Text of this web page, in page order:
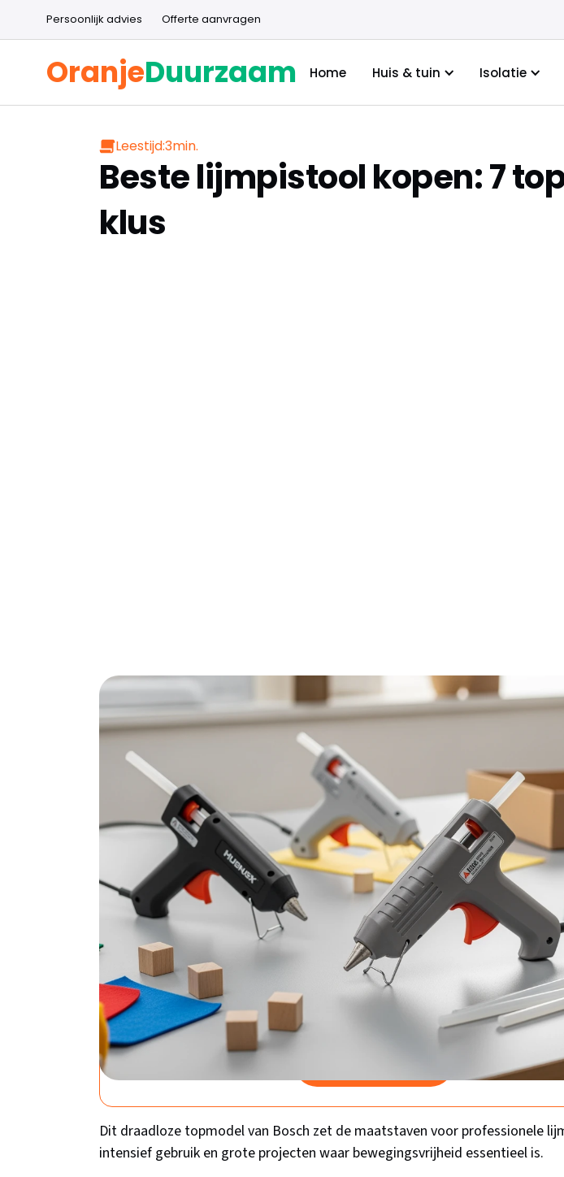
Persoonlijk advies Offerte aanvragen
OranjeDuurzaam Home Huis & tuin Isolatie
Leestijd:3min.
Beste lijmpistool kopen: 7
klus
Zoek je de beste lijmpistool zonder eindeloos te vergelijken? Wij hebben 7
geselecteerd en de belangrijkste plus- en minpunten op een rij gezet. Van
modellen tot voordelige starterpakketten - ontdek snel welk model het
Bosch AdvancedGlue 18V - De
krachtpatser
Goede keuze
Bosch AdvancedGlue 18V
Incl. 4 lijmsticks - Zonder
Rating: 5/5
Dit draadloze topmodel van Bosch zet de maatstaven voor professionele
intensief gebruik en grote projecten waar bewegingsvrijheid essentieel is.